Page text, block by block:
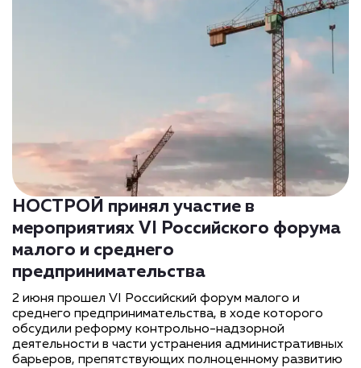
НОСТРОЙ принял участие в
мероприятиях VI Российского форума
малого и среднего
предпринимательства
2 июня прошел VI Российский форум малого и
среднего предпринимательства, в ходе которого
обсудили реформу контрольно-надзорной
деятельности в части устранения административных
барьеров, препятствующих полноценному развитию